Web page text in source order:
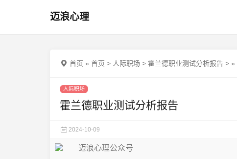
迈浪心理
首页 » 首页 > 人际职场 > 霍兰德职业测试分析报告 > »
人际职场
霍兰德职业测试分析报告
2024-10-09